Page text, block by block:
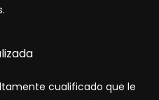
cualificado que le